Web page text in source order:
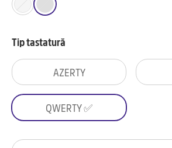
Tip tastatură
AZERTY
QWERTY ✅